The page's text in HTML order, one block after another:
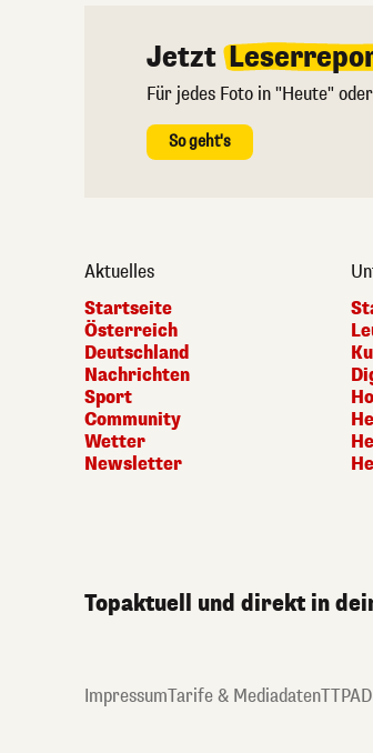
Jetzt
Für jedes Foto in "Heute"
So geht's
Aktuelles
Startseite
Österreich
Deutschland
Nachrichten
Sport
Community
Wetter
Newsletter
Topaktuell und direkt in
ImpressumTarife & MediadatenTTPA